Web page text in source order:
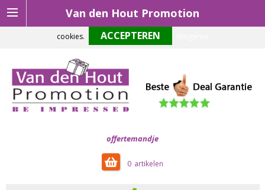
Van den Hout Promotion
offertemandje
0
Om onze website optimaal te laten functioneren maken wij gebruik van
cookies.